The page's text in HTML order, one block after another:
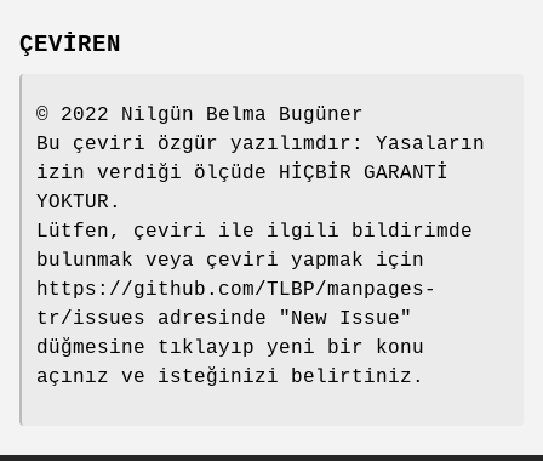
ÇEVİREN
© 2022 Nilgün Belma Bugüner
Bu çeviri özgür yazılımdır: Yasaların
izin verdiği ölçüde HİÇBİR GARANTİ
YOKTUR.
Lütfen, çeviri ile ilgili bildirimde
bulunmak veya çeviri yapmak için
https://github.com/TLBP/manpages-
tr/issues adresinde "New Issue"
düğmesine tıklayıp yeni bir konu
açınız ve isteğinizi belirtiniz.